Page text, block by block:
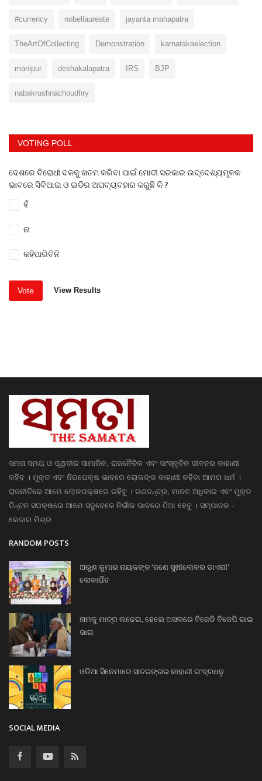
#currency nobellaureate jayanta mahapatra
TheArtOfCollecting Demonstration karnatakaelection
manipur deshakalapatra IRS BJP
nabakrushnachoudhry
VOTING POLL
ଦେଶରେ ବିରୋଧୀ ଦଳକୁ ଖତମ କରିବା ପାଇଁ ମୋଦୀ ସରକାର ଉଦ୍ଦେଶ୍ୟମୂଳକ
ଭାବରେ ସିବିଆଇ ଓ ଇଡିର ଅପବ୍ୟବହାର କରୁଛି କି ?
ହଁ
ନା
କହିପାରିବିନି
Vote View Results
ସମତା ସମୟ ଓ ପୃଥିବୀର ସାମାଜିକ, ରାଜନୈତିକ ଏବଂ ସାଂସ୍କୃତିକ ଜୀବନର କାହାଣୀ
କହିବ । ମୁକ୍ତ ଏବଂ ନିରପେକ୍ଷ ଭାବରେ ଲୋକଙ୍କ କାହାଣୀ କହିବା ଆମର ଧର୍ମ ।
ରାଜନୀତିରେ ଆମେ ଲୋକପକ୍ଷରେ ରହିବୁ । ଗଣତନ୍ତ୍ର, ମାନବ ଅଧିକାର ଏବଂ ମୁକ୍ତ
ଚିନ୍ତନ ସପକ୍ଷରେ ଆମେ ସବୁବେଳେ ନିର୍ଭୀକ ଭାବରେ ଠିଆ ହେବୁ । ସମ୍ପାଦକ -
କେଦାର ମିଶ୍ର
RANDOM POSTS
ଅରୁଣ କୁମାର ନାୟକଙ୍କ ‘ଜଣେ ସୁଖୀଲୋକର ଡାଏରୀ’
ଲୋକାର୍ପିତ
ନାମକୁ ମାତ୍ର ଲଢେଇ, ହେଲେ ଅସଲରେ ବିଜେଡି ବିଜେପି ଭାଇ
ଭାଇ
ଓଡିଆ ସିନେମାରେ ସାତରଙ୍ଗର କାହାଣୀ ଇଂଦ୍ରଧନୁ
SOCIAL MEDIA